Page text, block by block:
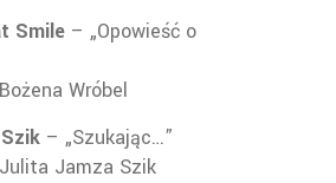
Smile – „Opowieść o
Wróbel
– „Szukając…”
Jamza Szik